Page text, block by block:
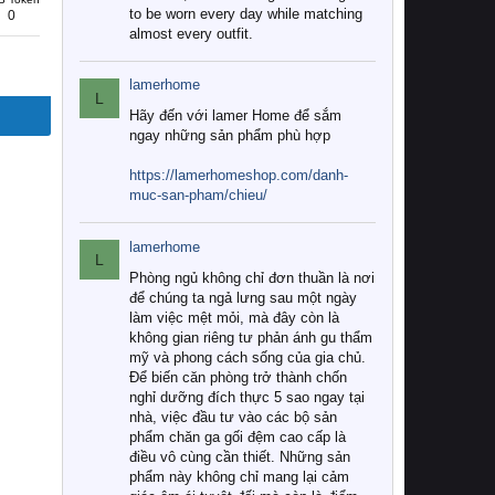
0
to be worn every day while matching
almost every outfit.
L
lamerhome
Hãy đến với lamer Home để sắm
ngay những sản phẩm phù hợp
https://lamerhomeshop.com/danh-
muc-san-pham/chieu/
L
lamerhome
Phòng ngủ không chỉ đơn thuần là nơi
để chúng ta ngả lưng sau một ngày
làm việc mệt mỏi, mà đây còn là
không gian riêng tư phản ánh gu thẩm
mỹ và phong cách sống của gia chủ.
Để biến căn phòng trở thành chốn
nghỉ dưỡng đích thực 5 sao ngay tại
nhà, việc đầu tư vào các bộ sản
phẩm chăn ga gối đệm cao cấp là
điều vô cùng cần thiết. Những sản
phẩm này không chỉ mang lại cảm